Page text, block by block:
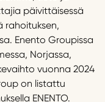
päivittäisessä
rahoituksen,
Enento Groupissa
Norjassa,
vuonna 2024
on listattu
ENENTO.